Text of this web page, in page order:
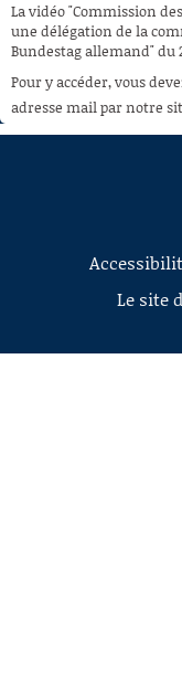
À LA DEMANDE
RECHERCHE
AIDE À LA DÉCOUPE
DE VIDÉOS
La vidéo "Commission
une délégation de la
Bundestag allemand" du
Pour y accéder, vous
adresse mail par notre
Le site